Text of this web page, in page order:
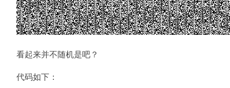
看起来并不随机是吧？
代码如下：